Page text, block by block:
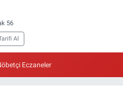
56
Al
Eczaneler